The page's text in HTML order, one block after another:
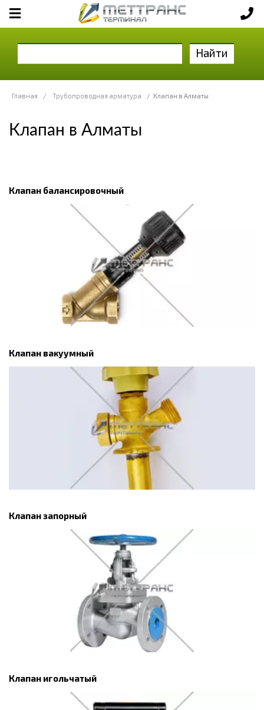
Найти
Главная / Трубопроводная арматура / Клапан в Алматы
Клапан в Алматы
Клапан балансировочный
Клапан вакуумный
Клапан запорный
Клапан игольчатый